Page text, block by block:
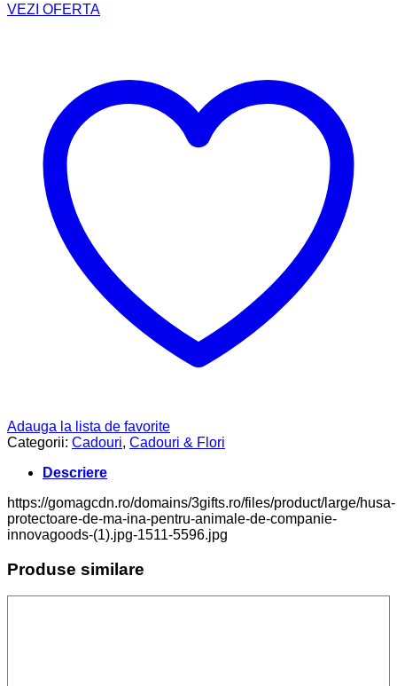
VEZI OFERTA
Adauga la lista de favorite
Categorii: Cadouri, Cadouri & Flori
Descriere
https://gomagcdn.ro/domains/3gifts.ro/files/product/large/husa-
protectoare-de-ma-ina-pentru-animale-de-companie-
innovagoods-(1).jpg-1511-5596.jpg
Produse similare